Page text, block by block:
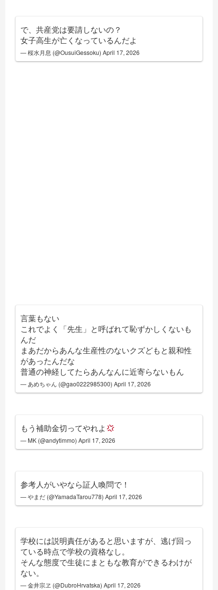
で、共産党は要請しないの？
女子高生が亡くなっているんだよ
— 桜水月息 (@OusuiGessoku)April 17, 2026
言葉もない
これでよく「先生」と呼ばれて恥ずかしくないも
んだ
まあだからあんな生産性のないクズどもと親和性
があったんだな
普通の神経してたらあんなんに近寄らないもん
— あめちゃん (@gao0222985300)April 17, 2026
もう補助金切ってやれよ
— MK (@andytimmo)April 17, 2026
参考人がいやなら証人喚問で！
— やまだ (@YamadaTarou778)April 17, 2026
学校には説明責任があると思いますが、逃げ回っ
ている時点で学校の資格なし。
そんな態度で生徒にまともな教育ができるわけが
ない。
— 金井宗ヱ (@DubroHrvatska)April 17, 2026